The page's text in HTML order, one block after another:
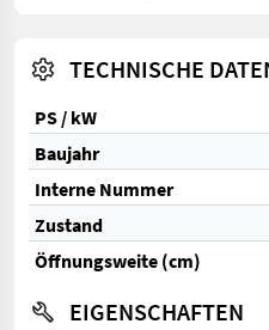
TECHNISCHE
PS / kW
Baujahr
Interne Nummer
Zustand
Öffnungsweite (cm)
EIGENSCHAFTEN